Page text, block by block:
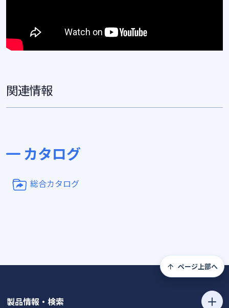
関連情報
カタログ
総合カタログ
ページ上部へ
製品情報・検索